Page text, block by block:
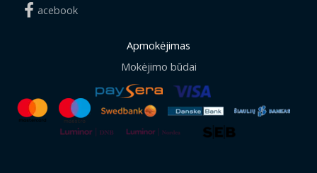
acebook
Apmokėjimas
Mokėjimo būdai